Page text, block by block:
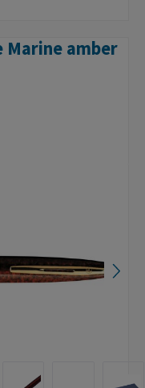
Marine amber